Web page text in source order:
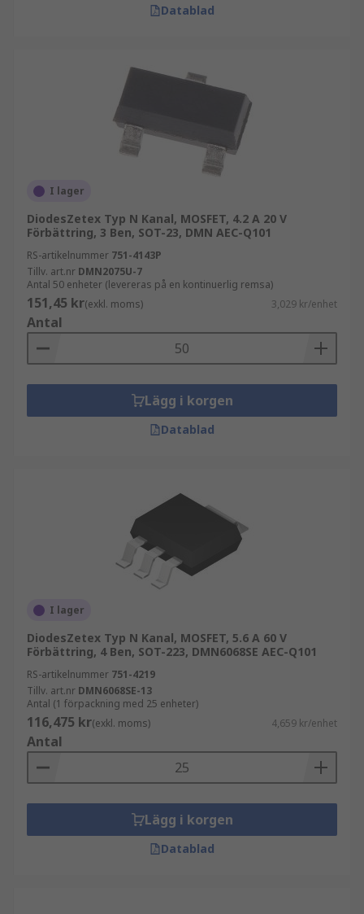
Datablad
I lager
DiodesZetex Typ N Kanal, MOSFET, 4.2 A 20 V
Förbättring, 3 Ben, SOT-23, DMN AEC-Q101
RS-artikelnummer 751-4143P
Tillv. art.nr DMN2075U-7
Antal 50 enheter (levereras på en kontinuerlig remsa)
151,45 kr(exkl. moms) 3,029 kr/enhet
Antal
Lägg i korgen
Datablad
I lager
DiodesZetex Typ N Kanal, MOSFET, 5.6 A 60 V
Förbättring, 4 Ben, SOT-223, DMN6068SE AEC-Q101
RS-artikelnummer 751-4219
Tillv. art.nr DMN6068SE-13
Antal (1 förpackning med 25 enheter)
116,475 kr(exkl. moms) 4,659 kr/enhet
Antal
Lägg i korgen
Datablad